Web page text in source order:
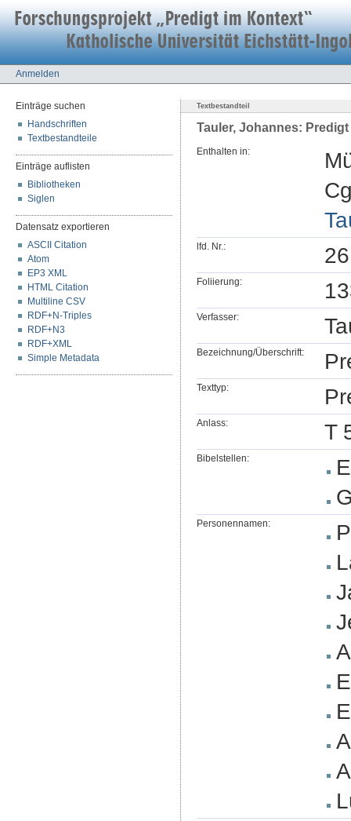
Anmelden
Einträge suchen
Handschriften
Textbestandteile
Einträge auflisten
Bibliotheken
Siglen
Datensatz exportieren
ASCII Citation
Atom
EP3 XML
HTML Citation
Multiline CSV
RDF+N-Triples
RDF+N3
RDF+XML
Simple Metadata
Textbestandteil
Tauler, Johannes: Predigt
Enthalten in:
lfd. Nr.: 26
Foliierung:
Verfasser:
Bezeichnung/Überschrift:
Texttyp:
Anlass: T
Bibelstellen:
Personennamen: